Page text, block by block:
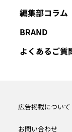
編集部コラム
BRAND
よくあるご質
広告掲載について
お問い合わせ